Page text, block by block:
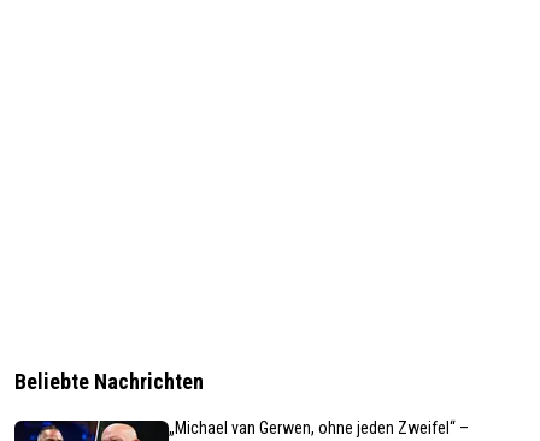
Beliebte Nachrichten
„Michael van Gerwen, ohne jeden Zweifel“ –